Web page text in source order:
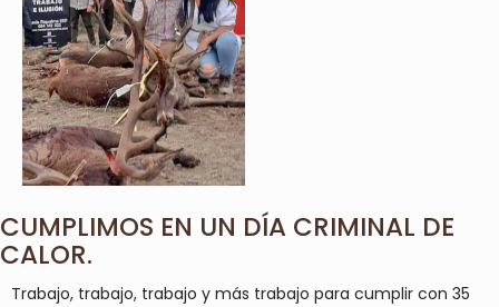
CUMPLIMOS EN UN DÍA CRIMINAL DE
CALOR.
Trabajo, trabajo, trabajo y más trabajo para cumplir con 35